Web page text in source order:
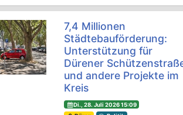
7,4 Millionen
Städtebauförderung:
Unterstützung für
Dürener
und andere Projekte im
Kreis
Di., 28. Juli 2026 15:09